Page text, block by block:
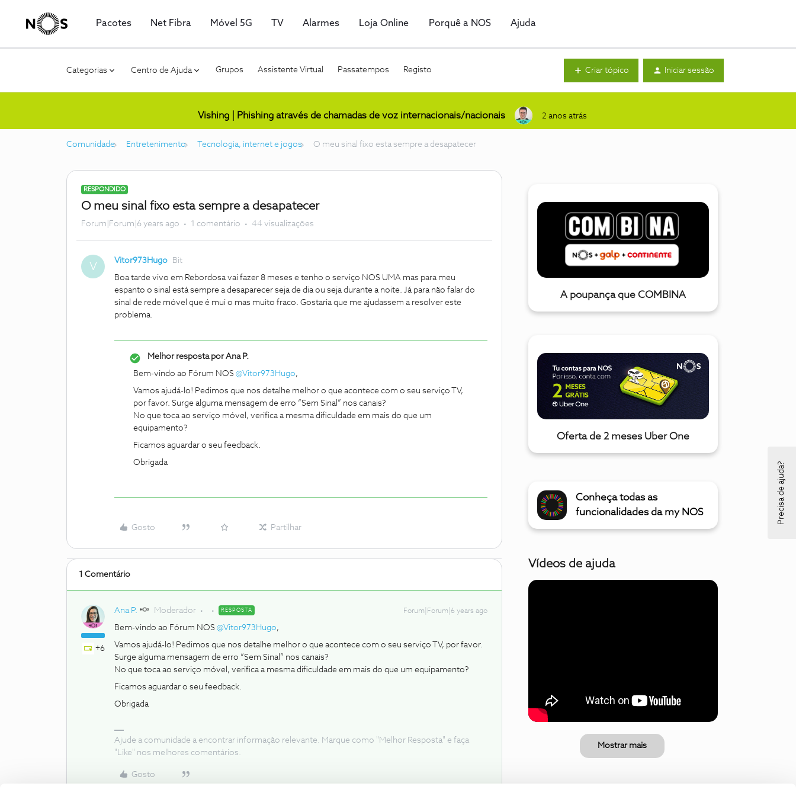
Pacotes Net Fibra Móvel 5G TV Alarmes Loja Online Porquê a NOS Ajuda
Categorias Centro de Ajuda Grupos Assistente Virtual Passatempos Registo Criar tópico Iniciar sessão
Vishing | Phishing através de chamadas de voz internacionais/nacionais 2 anos atrás
Comunidade Entretenimento Tecnologia, internet e jogos O meu sinal fixo esta sempre a desapatecer
RESPONDIDO
O meu sinal fixo esta sempre a desapatecer
Forum|Forum|6 years ago 1 comentário 44 visualizações
V Vitor973Hugo Bit
Boa tarde vivo em Rebordosa vai fazer 8 meses e tenho o serviço NOS UMA mas para meu
espanto o sinal está sempre a desaparecer seja de dia ou seja durante a noite. Já para não falar do
sinal de rede móvel que é mui o mas muito fraco. Gostaria que me ajudassem a resolver este
problema.
Melhor resposta porAna P.
Bem-vindo ao Fórum NOS @Vitor973Hugo,
Vamos ajudá-lo! Pedimos que nos detalhe melhor o que acontece com o seu serviço TV,
por favor. Surge alguma mensagem de erro “Sem Sinal” nos canais?
No que toca ao serviço móvel, verifica a mesma dificuldade em mais do que um
equipamento?
Ficamos aguardar o seu feedback.
Obrigada
Gosto Partilhar
1 Comentário
+6
Ana P. Moderador RESPOSTA Forum|Forum|6 years ago
Bem-vindo ao Fórum NOS @Vitor973Hugo,
Vamos ajudá-lo! Pedimos que nos detalhe melhor o que acontece com o seu serviço TV, por favor.
Surge alguma mensagem de erro “Sem Sinal” nos canais?
No que toca ao serviço móvel, verifica a mesma dificuldade em mais do que um equipamento?
Ficamos aguardar o seu feedback.
Obrigada
Ajude a comunidade a encontrar informação relevante. Marque como "Melhor Resposta" e faça
"Like" nos melhores comentários.
Gosto
A poupança que COMBINA
Oferta de 2 meses Uber One
Conheça todas as
funcionalidades da my NOS
Vídeos de ajuda
Mostrar mais
Precisa de ajuda?